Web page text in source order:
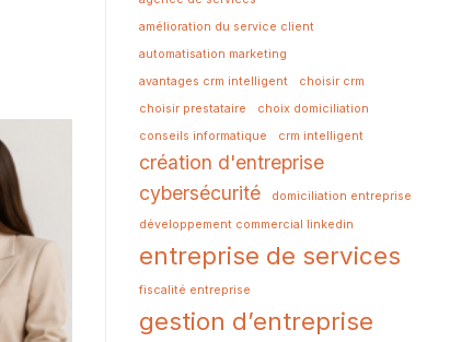
amélioration du service client
automatisation marketing
avantages crm intelligent
choisir crm
choisir prestataire
choix domiciliation
conseils informatique
crm intelligent
création d'entreprise
cybersécurité
domiciliation entreprise
développement commercial linkedin
entreprise de services
fiscalité entreprise
gestion d’entreprise